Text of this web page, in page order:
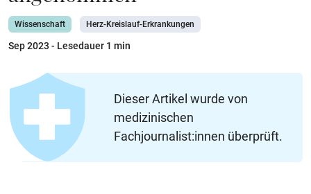
Wissenschaft Herz-Kreislauf-Erkrankungen
Sep 2023 - Lesedauer 1 min
Dieser Artikel wurde von
medizinischen
Fachjournalist:innen überprüft.